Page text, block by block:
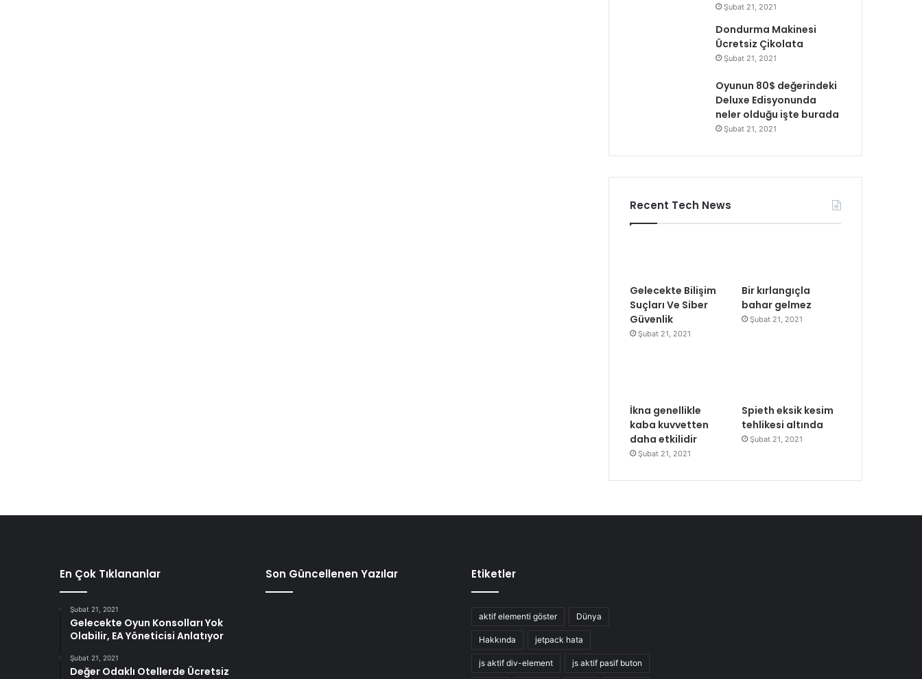
Şubat 21, 2021
Dondurma Makinesi
Ücretsiz Çikolata
Şubat 21, 2021
Oyunun 80$ değerindeki
Deluxe Edisyonunda
neler olduğu işte burada
Şubat 21, 2021
Recent Tech News
Gelecekte Bilişim
Suçları Ve Siber
Güvenlik
Şubat 21, 2021
Bir kırlangıçla
bahar gelmez
Şubat 21, 2021
İkna genellikle
kaba kuvvetten
daha etkilidir
Şubat 21, 2021
Spieth eksik kesim
tehlikesi altında
Şubat 21, 2021
En Çok Tıklananlar
Şubat 21, 2021
Gelecekte Oyun Konsolları Yok
Olabilir, EA Yöneticisi Anlatıyor
Şubat 21, 2021
Değer Odaklı Otellerde Ücretsiz
Son Güncellenen Yazılar Etiketler
aktif elementi göster Dünya
Hakkında jetpack hata
js aktif div-element js aktif pasif buton